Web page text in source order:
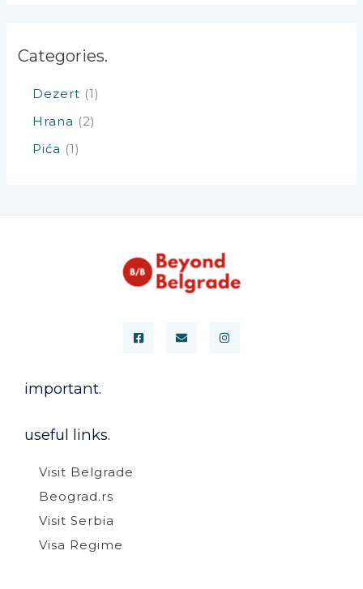
Categories.
Dezert (1)
Hrana (2)
Pića (1)
important.
useful links.
Visit Belgrade
Beograd.rs
Visit Serbia
Visa Regime